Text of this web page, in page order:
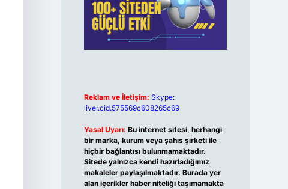
Reklam ve İletişim: Skype:
live:.cid.575569c608265c69
Yasal Uyarı: Bu internet sitesi, herhangi
bir marka, kurum veya şahıs şirketi ile
hiçbir bağlantısı bulunmamaktadır.
Sitede yalnızca kendi hazırladığımız
makaleler paylaşılmaktadır. Burada yer
alan içerikler haber niteliği taşımamakta